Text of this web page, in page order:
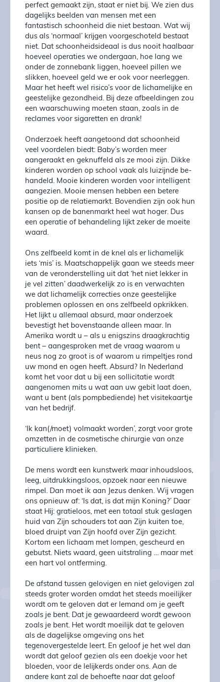
per­fect gemaakt zijn, staat er niet bij. We zien dus
da­ge­lijks beelden van mensen met een
fantastisch schoon­heid die niet bestaan. Wat wij
dus als ‘normaal’ krijgen voorgeschoteld be­­s­taat
niet. Dat schoonheidsideaal is dus nooit haalbaar
hoe­veel ope­ra­ties we ondergaan, hoe lang we
onder de zonnebank lig­gen, hoeveel pillen we
slikken, hoeveel geld we er ook voor neer­leggen.
Maar het heeft wel risi­co’s voor de lichamelijke en
geestelij­ke ge­zond­heid. Bij deze afbeel­dingen zou
een waar­schu­wing moe­ten staan, zoals in de
reclames voor sigaretten en drank!
Onderzoek heeft aangetoond dat schoonheid
veel voordelen biedt: Ba­­by’s worden meer
aangeraakt en geknuffeld als ze mooi zijn. Dik­ke
kinderen worden op school vaak als luizijnde be­
han­deld. Mooie kin­deren worden voor intelligent
aan­ge­zien. Mooie mensen hebben een betere
positie op de relatie­markt. Bovendien zijn ook hun
kansen op de banenmarkt heel wat ho­ger. Dus
een operatie of be­handeling lijkt zeker de moeite
waard.
Ons zelfbeeld komt in de knel als er lichamelijk
iets ‘mis’ is. Maatschappelijk gaan we steeds meer
van de veronderstel­ling uit dat ‘het niet lekker in
je vel zitten’ daadwerkelijk zo is en ver­wach­­ten
we dat lichamelijk correcties onze gees­te­lijke
problemen op­los­sen en ons zelfbeeld opkrikken.
Het lijkt u allemaal absurd, maar onderzoek
bevestigt het boven­staan­de alleen maar. In
Amerika wordt u – als u enigszins draag­krach­tig
bent – aangesproken met de vraag waarom u
neus nog zo groot is of waarom u rimpeltjes rond
uw mond en o­gen heeft. Absurd? In Neder­land
komt het voor dat u bij een sol­licitatie wordt
aangenomen mits u wat aan uw gebit laat doen,
want u bent (als pompbediende) het visitekaartje
van het be­drijf.
‘Ik kan(/moet) volmaakt worden’, zorgt voor grote
omzetten in de cos­me­tische chirurgie van onze
particuliere klinieken.
De mens wordt een kunstwerk maar inhoudsloos,
leeg, uitdruk­kings­loos, opzoek naar een nieuwe
rimpel. Dan moet ik aan Jezus denken. Wij vragen
ons opnieuw af: ‘Is dat, is dat mijn Koning?’ Daar
staat Hij: gratieloos, met een totaal stuk ge­sla­gen
huid van Zijn schouders tot aan Zijn kui­ten toe,
bloed druipt van Zijn hoofd over Zijn gezicht.
Kort­om een lichaam met lom­­pen, gescheurd en
gebutst. Niets waard, geen uitstraling … maar met
een hart vol ontferming.
De afstand tussen gelovigen en niet gelovigen zal
steeds gro­ter wor­den omdat het steeds moeilijker
wordt om te geloven dat er Iemand om je geeft
zoals je bent. Dat je gewaardeerd wordt ge­woon
zoals je bent. Het wordt moeilijk dat te geloven
als de da­ge­lijkse omgeving ons het
tegenovergestelde leert. En geloof je het wel dan
wordt dat geloof gezien als een doekje voor het
bloe­den, voor de lelij­kerds onder ons. Aan de
andere kant zal de behoefte naar dat geloof